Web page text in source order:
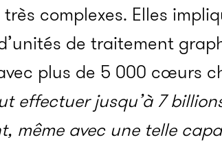
complexes. Elles
de traitement
plus de 5 000 cœurs
effectuer jusqu’à 7
même avec une telle